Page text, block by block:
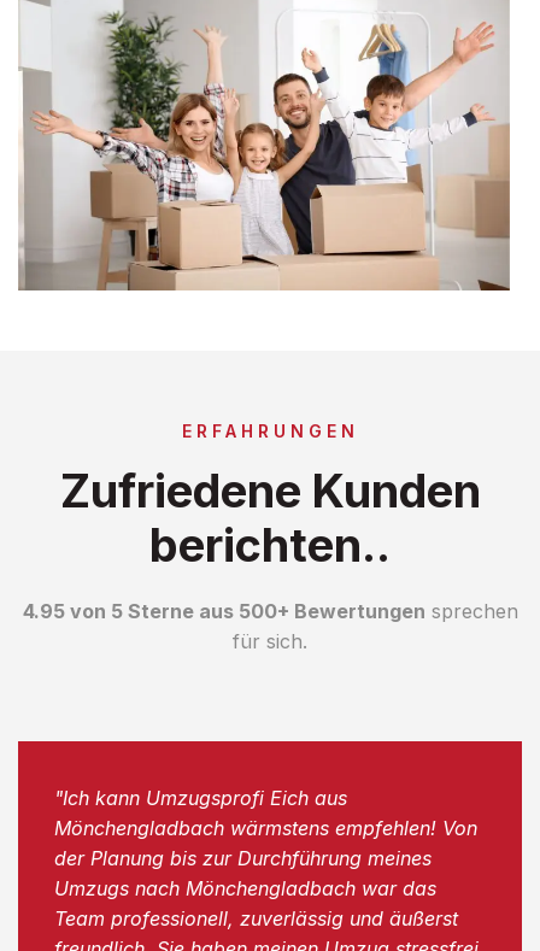
ERFAHRUNGEN
Zufriedene Kunden
berichten..
4.95 von 5 Sterne aus 500+ Bewertungen sprechen
für sich.
"Ich kann Umzugsprofi Eich aus
Mönchengladbach wärmstens empfehlen! Von
der Planung bis zur Durchführung meines
Umzugs nach Mönchengladbach war das
Team professionell, zuverlässig und äußerst